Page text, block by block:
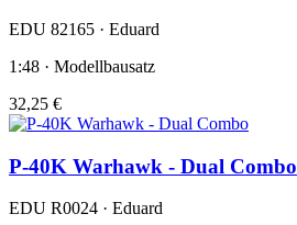
EDU 82165 · Eduard
1:48 · Modellbausatz
32,25 €
P-40K Warhawk - Dual Combo
EDU R0024 · Eduard